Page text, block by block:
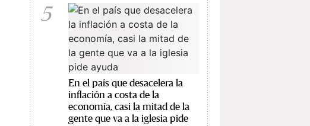
5
En el país que desacelera la
inflación a costa de la
economía, casi la mitad de la
gente que va a la iglesia pide